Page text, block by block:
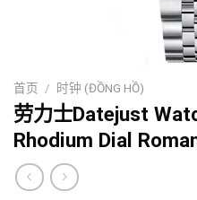
首页 / 时钟 (ĐỒNG HỒ)
劳力士Datejust
Rhodium Dial